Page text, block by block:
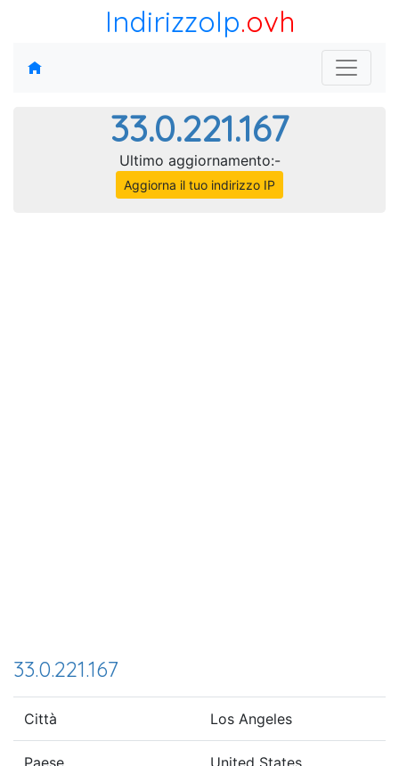
IndirizzoIp.ovh
33.0.221.167
Ultimo aggiornamento:-
Aggiorna il tuo indirizzo IP
33.0.221.167
Città Los Angeles
Paese United States